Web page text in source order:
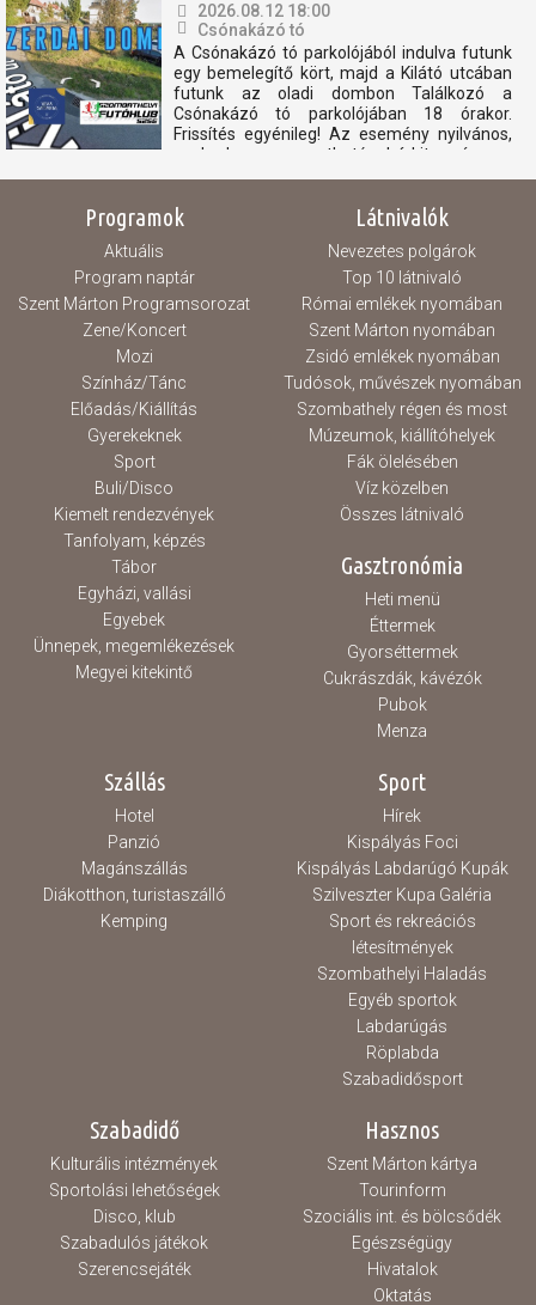
2026.08.12 18:00
Csónakázó tó
A Csónakázó tó parkolójából indulva futunk
egy bemelegítő kört, majd a Kilátó utcában
futunk az oladi dombon Találkozó a
Csónakázó tó parkolójában 18 órakor.
Frissítés egyénileg! Az esemény nyilvános,
szabadon megosztható, bárkit szívesen
Programok
Aktuális
Program naptár
Szent Márton Programsorozat
Zene/Koncert
Mozi
Színház/Tánc
Előadás/Kiállítás
Gyerekeknek
Sport
Buli/Disco
Kiemelt rendezvények
Tanfolyam, képzés
Tábor
Egyházi, vallási
Egyebek
Ünnepek, megemlékezések
Megyei kitekintő
Látnivalók
Nevezetes polgárok
Top 10 látnivaló
Római emlékek nyomában
Szent Márton nyomában
Zsidó emlékek nyomában
Tudósok, művészek nyomában
Szombathely régen és most
Múzeumok, kiállítóhelyek
Fák ölelésében
Víz közelben
Összes látnivaló
Gasztronómia
Heti menü
Éttermek
Gyorséttermek
Cukrászdák, kávézók
Pubok
Menza
Szállás
Hotel
Panzió
Magánszállás
Diákotthon, turistaszálló
Kemping
Sport
Hírek
Kispályás Foci
Kispályás Labdarúgó Kupák
Szilveszter Kupa Galéria
Sport és rekreációs
létesítmények
Szombathelyi Haladás
Egyéb sportok
Labdarúgás
Röplabda
Szabadidősport
Szabadidő
Kulturális intézmények
Sportolási lehetőségek
Disco, klub
Szabadulós játékok
Szerencsejáték
Hasznos
Szent Márton kártya
Tourinform
Szociális int. és bölcsődék
Egészségügy
Hivatalok
Oktatás